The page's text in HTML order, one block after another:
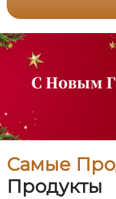
Самые
Продукты